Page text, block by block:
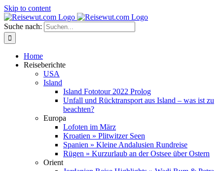
Skip to content
Suche nach:
Home
Reiseberichte
USA
Island
Island Fototour 2022 Prolog
Unfall und Rücktransport aus Island – was ist zu
beachten?
Europa
Lofoten im März
Kroatien » Plitwitzer Seen
Spanien » Kleine Andalusien Rundreise
Rügen » Kurzurlaub an der Ostsee über Ostern
Orient